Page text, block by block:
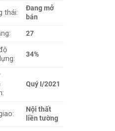
thái:
Đang mở
bán
27
34%
Quý I/2021
Nội thất
liền tường